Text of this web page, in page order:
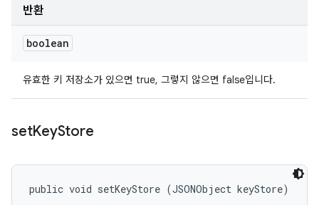
반환
boolean
유효한 키 저장소가 있으면 true, 그렇지 않으면 false입니다.
setKeyStore
public void setKeyStore (JSONObject keyStore)